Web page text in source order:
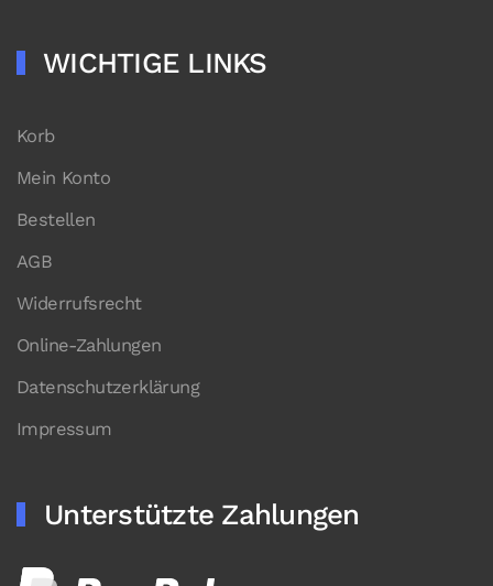
WICHTIGE LINKS
Korb
Mein Konto
Bestellen
AGB
Widerrufsrecht
Online-Zahlungen
Datenschutzerklärung
Impressum
Unterstützte Zahlungen